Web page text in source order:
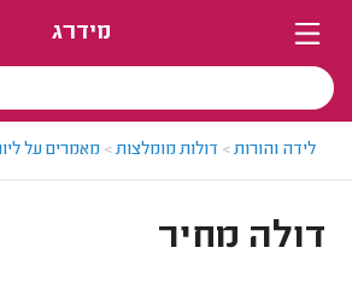
מידרג
לידה והורות> דולות מומלצות> מאמרים על
דולה מחיר